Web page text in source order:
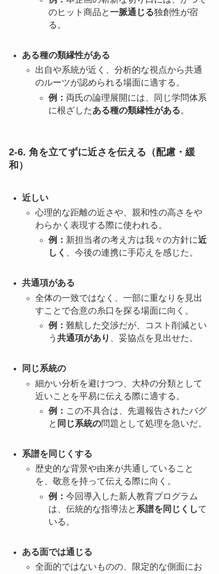
のヒット商品と 一脈通じる独創性が宿
る。
ある種の類縁性がある
出自や系統が近く、分析的な視点から共通
のルーツが認められる場面に適する。
例： 両氏の論理展開には、同じ学問体系
に根ざしたある種の類縁性がある。
2-6. 角を立てずに近さを伝える（配慮・緩
和）
近しい
心理的な距離の近さや、親和性の高さをや
わらかく表現する際に使われる。
例： 新担当者の考え方は我々の方針に近
しく 、今後の連携に手応えを感じた。
共通項がある
全体の一致ではなく、一部に重なりを見出
すことで合意の糸口を探る場面に向く。
例： 難航した交渉だが、コスト削減とい
う 共通項があり 、妥協点を見出せた。
同じ系統の
細かい分析を避けつつ、大枠の分類として
近いことを平易に伝える際に適する。
例： この不具合は、先週報告されたバグ
と 同じ系統の問題として処理を急いだ。
系譜を同じくする
歴史的な背景や由来が共通していること
を、敬意を持って伝える際に向く。
例： 今回導入した新人教育プログラム
は、伝統的な指導法と 系譜を同じくして
いる。
ある面では通じる
全面的ではないものの、限定的な側面にお